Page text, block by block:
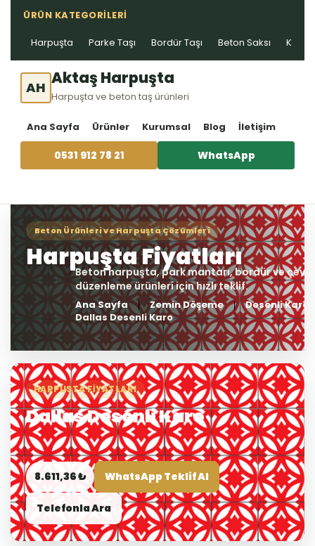
ÜRÜN KATEGORILERI
Harpuşta Parke Taşı Bordür Taşı Beton Saksı Kablo
AH Aktaş Harpuşta
Harpuşta ve beton taş ürünleri
Ana Sayfa Ürünler Kurumsal Blog İletişim
0531 912 78 21 WhatsApp
Ana Sayfa Zemin Döşeme
Desenli Karo
Dallas Desenli Karo
HARPUSTA FIYATLARI
Dallas Desenli Karo
8.611,36 ₺ WhatsApp Teklif Al
Telefonla Ara